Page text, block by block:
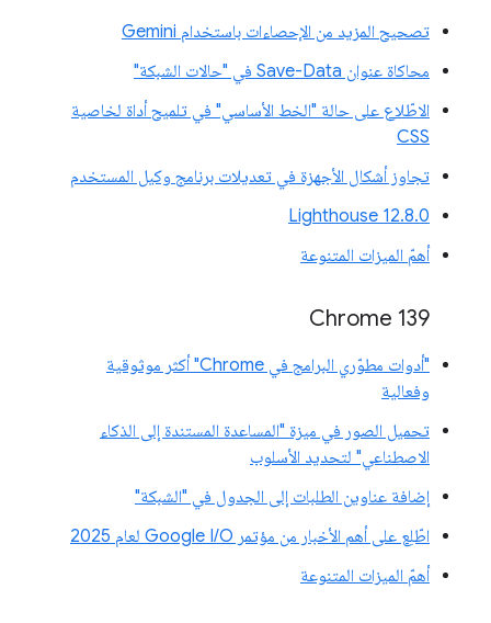
تصحيح المزيد من الإحصاءات باستخدام Gemini
محاكاة عنوان Save-Data في "حالات الشبكة"
الاطّلاع على حالة "الخط الأساسي" في تلميح أداة لخاصية
CSS
تجاوز أشكال الأجهزة في تعديلات برنامج وكيل المستخدم
‫Lighthouse 12.8.0
أهمّ الميزات المتنوعة
‫Chrome 139
"أدوات مطوّري البرامج في Chrome" أكثر موثوقية
وفعالية
تحميل الصور في ميزة "المساعدة المستندة إلى الذكاء
الاصطناعي" لتحديد الأسلوب
إضافة عناوين الطلبات إلى الجدول في "الشبكة"
اطّلِع على أهم الأخبار من مؤتمر Google I/O لعام 2025
أهمّ الميزات المتنوعة